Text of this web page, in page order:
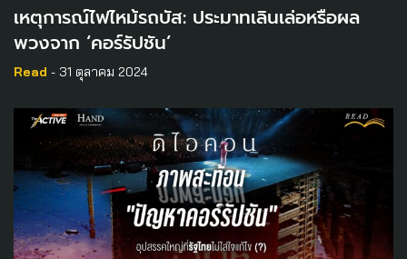
เหตุการณ์ไฟไหม้รถบัส: ประมาทเลินเล่อหรือผล
พวงจาก ‘คอร์รัปชัน’
Read - 31 ตุลาคม 2024